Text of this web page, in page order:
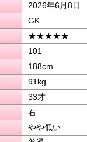
2026年6月8日
GK
★★★★★
101
188cm
91kg
33才
右
やや低い